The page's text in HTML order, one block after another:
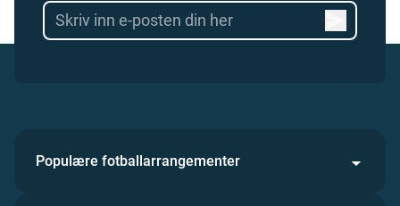
Populære fotballarrangementer